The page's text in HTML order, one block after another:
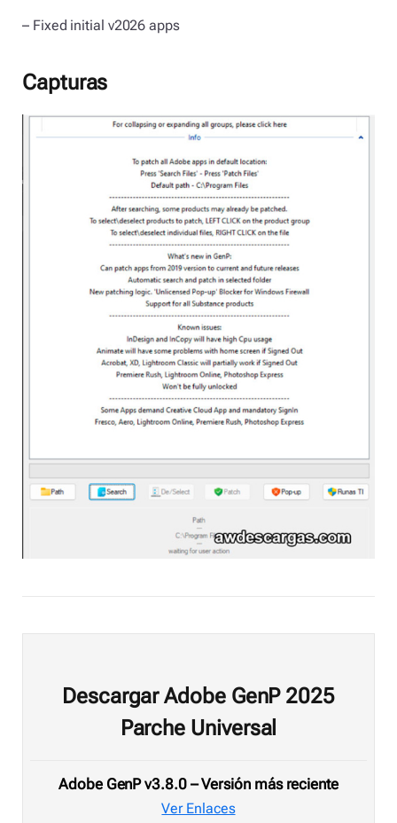
– Fixed initial v2026 apps
Capturas
Descargar Adobe GenP 2025
Parche Universal
Adobe GenP v3.8.0 – Versión más reciente
Ver Enlaces